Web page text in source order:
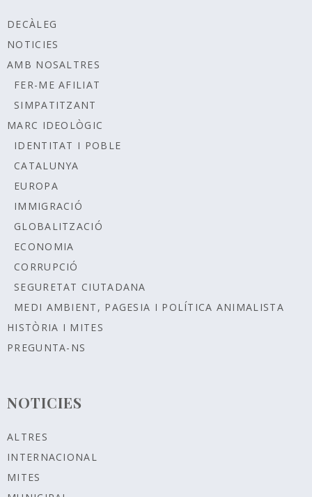
DECÀLEG
NOTICIES
AMB NOSALTRES
FER-ME AFILIAT
SIMPATITZANT
MARC IDEOLÒGIC
IDENTITAT I POBLE
CATALUNYA
EUROPA
IMMIGRACIÓ
GLOBALITZACIÓ
ECONOMIA
CORRUPCIÓ
SEGURETAT CIUTADANA
MEDI AMBIENT, PAGESIA I POLÍTICA ANIMALISTA
HISTÒRIA I MITES
PREGUNTA-NS
NOTICIES
ALTRES
INTERNACIONAL
MITES